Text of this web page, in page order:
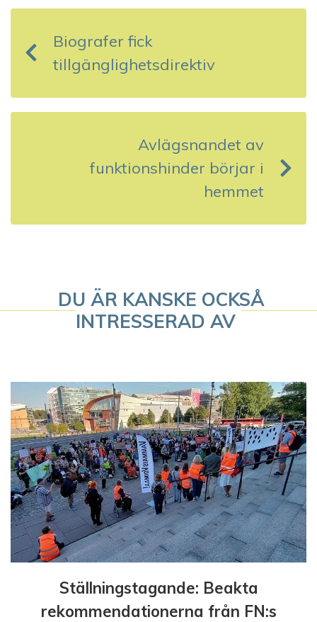
n
g
a
r
i
n
g
Biografer fick
tillgänglighetsdirektiv
Avlägsnandet av
funktionshinder börjar i
hemmet
DU ÄR KANSKE OCKSÅ
INTRESSERAD AV
Ställningstagande: Beakta
rekommendationerna från FN:s